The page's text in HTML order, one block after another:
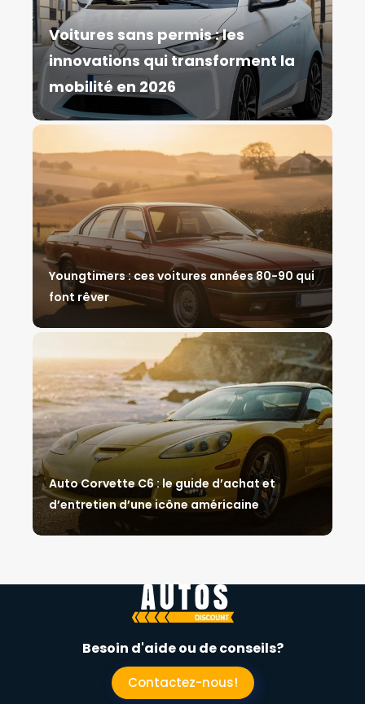
Youngtimers : ces voitures années 80-90 qui
font rêver
Auto Corvette C6 : le guide d’achat et
d’entretien d’une icône américaine
Voitures sans permis : les
innovations qui transforment la
mobilité en 2026
Besoin d'aide ou de conseils?
Contactez-nous!